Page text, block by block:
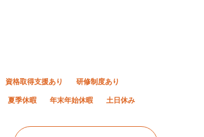
資格取得支援あり 研修制度あり
夏季休暇 年末年始休暇 土日休み